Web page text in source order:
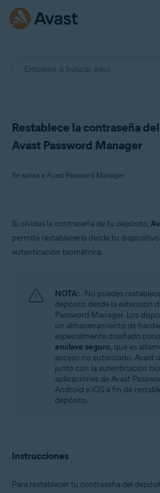
Restablece la contraseña
Avast Password Manager
Se aplica a Avast Password Manager
Productos:
Avast Password Manager
Si olvidas la contraseña de tu depósito,
permite restablecerla desde tu
autenticación biométrica.
NOTA: No puedes
depósito desde la extensión
Password Manager. Los
un almacenamiento de
especialmente diseñado
enclave seguro, que es
acceso no autorizado. Avast
junto con la autenticación
aplicaciones de Avast
Android e iOS a fin de
depósito.
Instrucciones
Para restablecer tu contraseña del